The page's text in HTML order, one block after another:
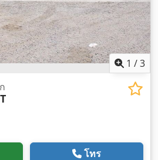
1 /3
โทร